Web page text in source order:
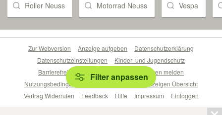
Roller Neuss Motorrad Neuss Vespa
Filter anpassen
Zur Webversion Anzeige aufgeben
Datenschutzerklärung
Datenschutzeinstellungen
Kinder- und Jugendschutz
Barrierefreiheitserklärung
Sicherheitslücken melden
Nutzungsbedingungen
Beliebte Suchen
Anzeigen Übersicht
Vertrag Widerrufen
Feedback Hilfe Impressum Einloggen